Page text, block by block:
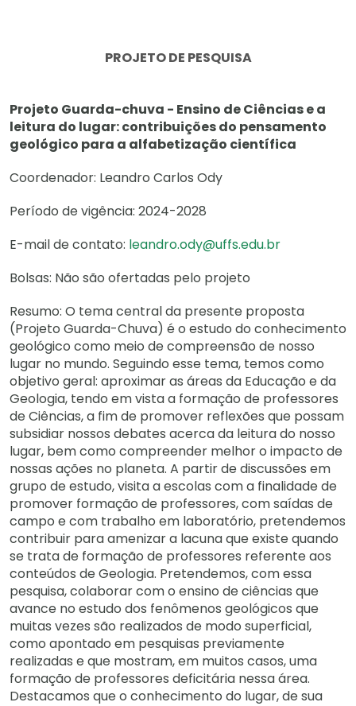
PROJETO DE PESQUISA
Projeto Guarda-chuva - Ensino de Ciências e a
leitura do lugar: contribuições do pensamento
geológico para a alfabetização científica
Coordenador: Leandro Carlos Ody
Período de vigência: 2024-2028
E-mail de contato: leandro.ody@uffs.edu.br
Bolsas: Não são ofertadas pelo projeto
Resumo: O tema central da presente proposta
(Projeto Guarda-Chuva) é o estudo do conhecimento
geológico como meio de compreensão de nosso
lugar no mundo. Seguindo esse tema, temos como
objetivo geral: aproximar as áreas da Educação e da
Geologia, tendo em vista a formação de professores
de Ciências, a fim de promover reflexões que possam
subsidiar nossos debates acerca da leitura do nosso
lugar, bem como compreender melhor o impacto de
nossas ações no planeta. A partir de discussões em
grupo de estudo, visita a escolas com a finalidade de
promover formação de professores, com saídas de
campo e com trabalho em laboratório, pretendemos
contribuir para amenizar a lacuna que existe quando
se trata de formação de professores referente aos
conteúdos de Geologia. Pretendemos, com essa
pesquisa, colaborar com o ensino de ciências que
avance no estudo dos fenômenos geológicos que
muitas vezes são realizados de modo superficial,
como apontado em pesquisas previamente
realizadas e que mostram, em muitos casos, uma
formação de professores deficitária nessa área.
Destacamos que o conhecimento do lugar, de sua